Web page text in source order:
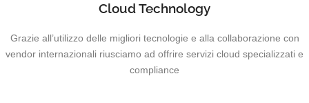
Cloud Technology
Grazie all’utilizzo delle migliori tecnologie e alla collaborazione con
vendor internazionali riusciamo ad offrire servizi cloud specializzati e
compliance